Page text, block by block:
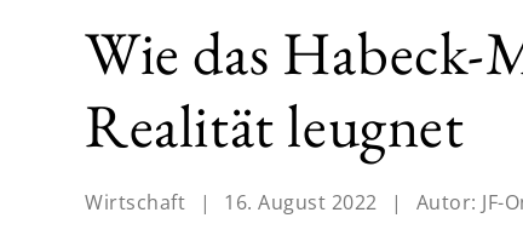
Wie das
Realität leugnet
Wirtschaft | 16. August 2022 | Autor: JF-